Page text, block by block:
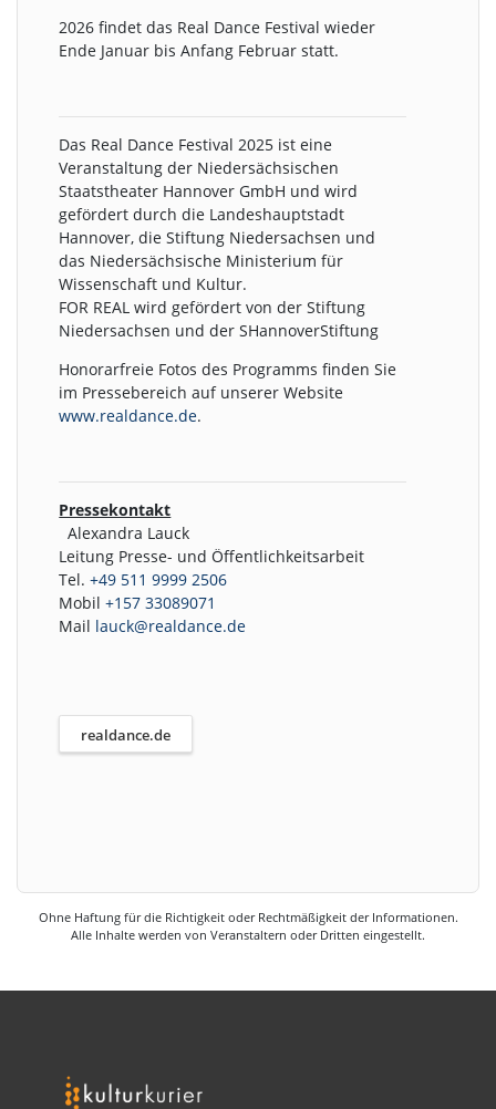
2026 findet das Real Dance Festival wieder
Ende Januar bis Anfang Februar statt.
Das Real Dance Festival 2025 ist eine
Veranstaltung der Niedersächsischen
Staatstheater Hannover GmbH und wird
gefördert durch die Landeshauptstadt
Hannover, die Stiftung Niedersachsen und
das Niedersächsische Ministerium für
Wissenschaft und Kultur.
FOR REAL wird gefördert von der Stiftung
Niedersachsen und der SHannoverStiftung
Honorarfreie Fotos des Programms finden Sie
im Pressebereich auf unserer Website
www.realdance.de.
Pressekontakt
Alexandra Lauck
Leitung Presse- und Öffentlichkeitsarbeit
Tel.+49 511 9999 2506
Mobil+157 33089071
Mail lauck@realdance.de
realdance.de
Ohne Haftung für die Richtigkeit oder Rechtmäßigkeit der Informationen.
Alle Inhalte werden von Veranstaltern oder Dritten eingestellt.